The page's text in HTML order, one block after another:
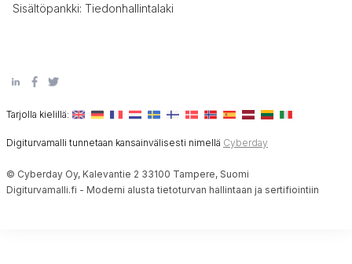
Sisältöpankki: Tiedonhallintalaki
Tarjolla kielillä:
Digiturvamalli tunnetaan kansainvälisesti nimellä Cyberday
© Cyberday Oy, Kalevantie 2 33100 Tampere, Suomi
Digiturvamalli.fi - Moderni alusta tietoturvan hallintaan ja sertifiointiin